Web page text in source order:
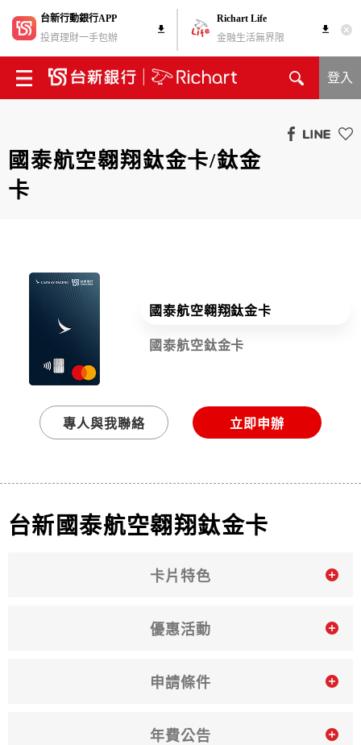
台新行動銀行APP
投資理財一手包辦
Richart Life
金融生活無界限
登入
國泰航空翱翔鈦金卡/鈦金
卡
國泰航空翱翔鈦金卡
國泰航空鈦金卡
專人與我聯絡 立即申辦
台新國泰航空翱翔鈦金卡
卡片特色
優惠活動
申請條件
年費公告